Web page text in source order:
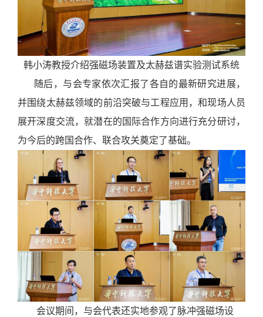
韩小涛教授介绍强磁场装置及太赫兹谱实验测试系统
随后，与会专家依次汇报了各自的最新研究进展，
并围绕太赫兹领域的前沿突破与工程应用，和现场人员
展开深度交流，就潜在的国际合作方向进行充分研讨，
为今后的跨国合作、联合攻关奠定了基础。
会议期间，与会代表还实地参观了脉冲强磁场设